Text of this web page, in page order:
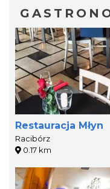
Restauracja Młyn
Racibórz
0.17 km